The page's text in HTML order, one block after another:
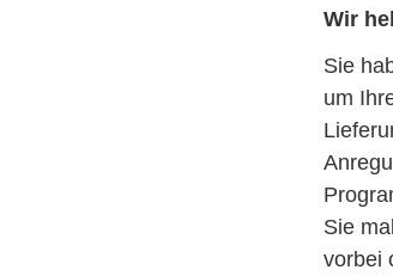
Wir
Sie
um
Sie
vorbei